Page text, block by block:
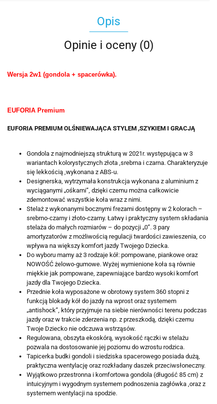
Opis
Opinie i oceny (0)
Wersja 2w1 (gondola + spacerówka).
EUFORIA Premium
EUFORIA PREMIUM OLŚNIEWAJĄCA STYLEM ,SZYKIEM I GRACJĄ
Gondola z najmodniejszą strukturą w 2021r. występująca w 3
wariantach kolorystycznych złota ,srebrna i czarna. Charakteryzuje
się lekkością ,wykonana z ABS-u.
Designerska, wytrzymała konstrukcja wykonana z aluminium z
wyciąganymi „ośkami”, dzięki czemu można całkowicie
zdemontować wszystkie koła wraz z nimi.
Stelaż z wykonanymi bocznymi frezami dostępny w 2 kolorach –
srebrno-czarny i złoto-czarny. Łatwy i praktyczny system składania
stelaża do małych rozmiarów – do pozycji „0”. 3 pary
amortyzatorów z możliwością regulacji twardości zawieszenia, co
wpływa na większy komfort jazdy Twojego Dziecka.
Do wyboru mamy aż 3 rodzaje kół: pompowane, piankowe oraz
NOWOŚĆ żelowo-gumowe. Wyżej wymienione koła są równie
miękkie jak pompowane, zapewniające bardzo wysoki komfort
jazdy dla Twojego Dziecka.
Przednie koła wyposażone w obrotowy system 360 stopni z
funkcją blokady kół do jazdy na wprost oraz systemem
„antishock”, który przyjmuje na siebie nierówności terenu podczas
jazdy oraz w trakcie zderzenia np. z przeszkodą, dzięki czemu
Twoje Dziecko nie odczuwa wstrząsów.
Regulowana, obszyta ekoskórą, wysokość rączki w stelażu
pozwala na dostosowanie jej poziomu do wzrostu rodzica.
Tapicerka budki gondoli i siedziska spacerowego posiada dużą,
praktyczna wentylację oraz rozkładany daszek przeciwsłoneczny.
Wyjątkowo przestronna i komfortowa gondola (długość 85 cm) z
intuicyjnym i wygodnym systemem podnoszenia zagłówka ,oraz z
systemem wentylacji na spodzie.